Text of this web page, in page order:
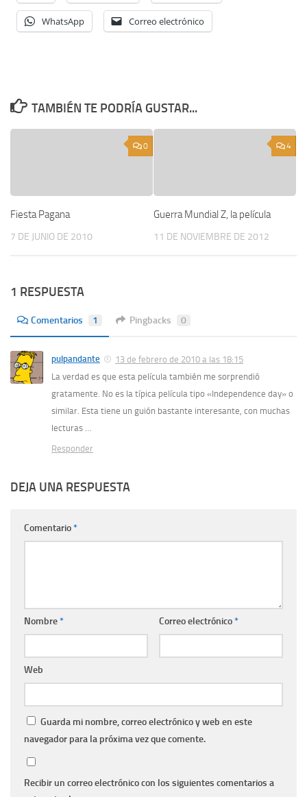
WhatsApp Correo electrónico
TAMBIÉN TE PODRÍA GUSTAR...
0
Fiesta Pagana
7 DE JUNIO DE 2010
4
Guerra Mundial Z, la película
11 DE NOVIEMBRE DE 2012
1 RESPUESTA
Comentarios 1 Pingbacks 0
pulpandante
13 de febrero de 2010 a las 18:15
La verdad es que esta película también me sorprendió
gratamente. No es la típica película tipo «Independence day» o
similar. Esta tiene un guión bastante interesante, con muchas
lecturas …
Responder
DEJA UNA RESPUESTA
Comentario*
Nombre* Correo electrónico*
Web
Guarda mi nombre, correo electrónico y web en este
navegador para la próxima vez que comente.
Recibir un correo electrónico con los siguientes comentarios a